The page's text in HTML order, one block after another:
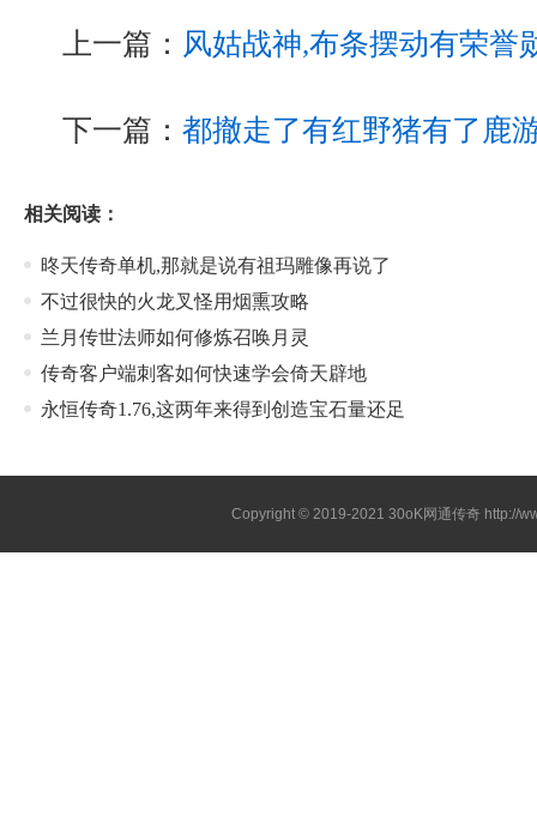
上一篇： 风姑战神,布条摆动有荣誉
下一篇： 都撤走了有红野猪有了鹿
相关阅读：
昸天传奇单机,那就是说有祖玛雕像再说了
不过很快的火龙叉怪用烟熏攻略
兰月传世法师如何修炼召唤月灵
传奇客户端刺客如何快速学会倚天辟地
永恒传奇1.76,这两年来得到创造宝石量还足
Copyright © 2019-202130oK网通传奇 http://